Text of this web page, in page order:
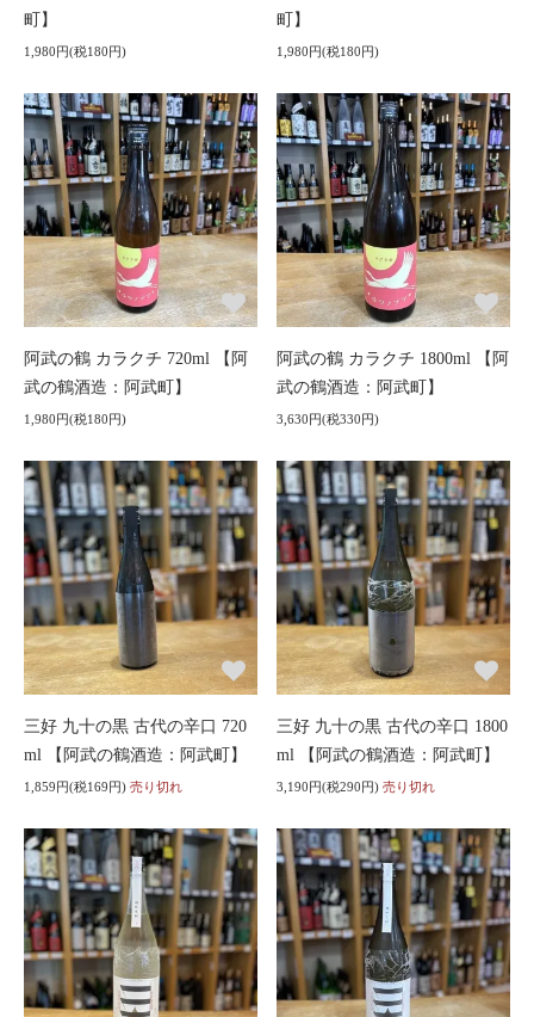
町】
1,980円(税180円)
町】
1,980円(税180円)
阿武の鶴 カラクチ 720ml 【阿
武の鶴酒造：阿武町】
1,980円(税180円)
阿武の鶴 カラクチ 1800ml 【阿
武の鶴酒造：阿武町】
3,630円(税330円)
三好 九十の黒 古代の辛口 720
ml 【阿武の鶴酒造：阿武町】
1,859円(税169円) 売り切れ
三好 九十の黒 古代の辛口 1800
ml 【阿武の鶴酒造：阿武町】
3,190円(税290円) 売り切れ